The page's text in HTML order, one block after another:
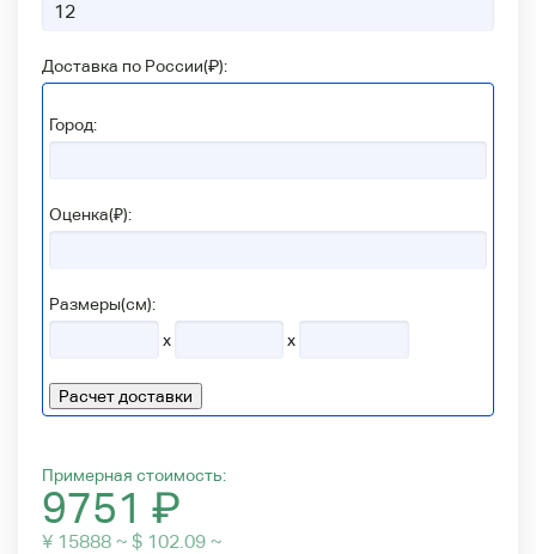
Доставка по России(₽):
Город:
Оценка(₽):
Размеры(см):
x
x
Расчет доставки
Примерная стоимость:
9751 ₽
¥ 15888 ~ $ 102.09 ~